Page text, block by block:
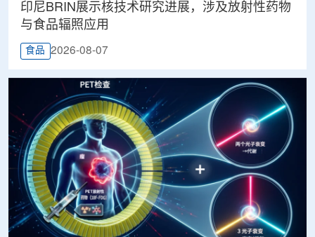
印尼BRIN展示核技术研究进展，涉及放射性药物
与食品辐照应用
食品 2026-08-07